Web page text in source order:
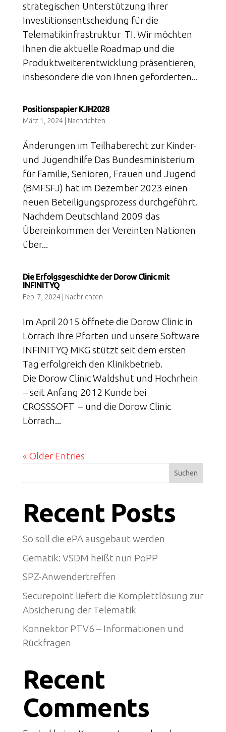
strategischen Unterstützung Ihrer
Investitionsentscheidung für die
Telematikinfrastruktur TI. Wir möchten
Ihnen die aktuelle Roadmap und die
Produktweiterentwicklung präsentieren,
insbesondere die von Ihnen geforderten...
Positionspapier KJH2028
März 1, 2024| Nachrichten
Änderungen im Teilhaberecht zur Kinder-
und Jugendhilfe Das Bundesministerium
für Familie, Senioren, Frauen und Jugend
(BMFSFJ) hat im Dezember 2023 einen
neuen Beteiligungsprozess durchgeführt.
Nachdem Deutschland 2009 das
Übereinkommen der Vereinten Nationen
über...
Die Erfolgsgeschichte der Dorow Clinic mit
INFINITYQ
Feb. 7, 2024| Nachrichten
Im April 2015 öffnete die Dorow Clinic in
Lörrach Ihre Pforten und unsere Software
INFINITYQ MKG stützt seit dem ersten
Tag erfolgreich den Klinikbetrieb.
Die Dorow Clinic Waldshut und Hochrhein
– seit Anfang 2012 Kunde bei
CROSSSOFT – und die Dorow Clinic
Lörrach...
« Older Entries
Suchen
Recent Posts
So soll die ePA ausgebaut werden
Gematik: VSDM heißt nun PoPP
SPZ-Anwendertreffen
Securepoint liefert die Komplettlösung zur
Absicherung der Telematik
Konnektor PTV6 – Informationen und
Rückfragen
Recent
Comments